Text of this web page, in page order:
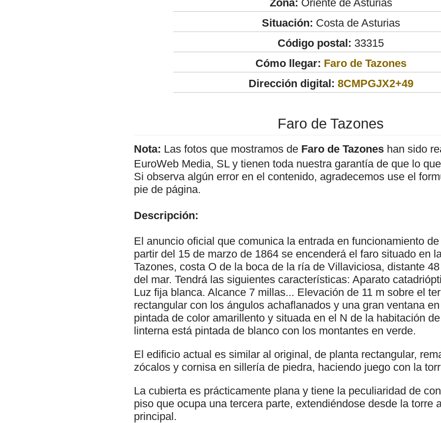
Zona: Oriente de Asturias
Situación: Costa de Asturias
Código postal: 33315
Cómo llegar: Faro de Tazones
Dirección digital: 8CMPGJX2+49
Faro de Tazones
Nota: Las fotos que mostramos de Faro de Tazones han sido
EuroWeb Media, SL y tienen toda nuestra garantía de que lo
Si observa algún error en el contenido, agradecemos use el
pie de página.
Descripción:
El anuncio oficial que comunica la entrada en funcionamiento
partir del 15 de marzo de 1864 se encenderá el faro situado en
Tazones, costa O de la boca de la ría de Villaviciosa, distante
del mar. Tendrá las siguientes características: Aparato
Luz fija blanca. Alcance 7 millas... Elevación de 11 m sobre el
rectangular con los ángulos achaflanados y una gran ventana
pintada de color amarillento y situada en el N de la habitación
linterna está pintada de blanco con los montantes en verde.
El edificio actual es similar al original, de planta rectangular,
zócalos y cornisa en sillería de piedra, haciendo juego con la
La cubierta es prácticamente plana y tiene la peculiaridad de
piso que ocupa una tercera parte, extendiéndose desde la torre
principal.